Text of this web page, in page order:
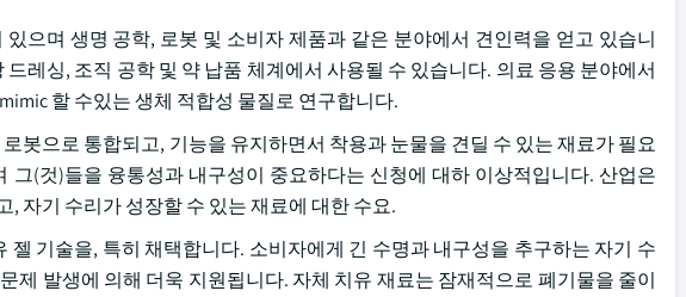
으며 생명 공학, 로봇 및 소비자 제품과 같은 분야에서 견인력을 얻고 있습니
레싱, 조직 공학 및 약 납품 체계에서 사용될 수 있습니다. 의료 응용 분야에서
할 수있는 생체 적합성 물질로 연구합니다.
봇으로 통합되고, 기능을 유지하면서 착용과 눈물을 견딜 수 있는 재료가 필요
(것)들을 융통성과 내구성이 중요하다는 신청에 대하 이상적입니다. 산업은
자기 수리가 성장할 수 있는 재료에 대한 수요.
기술을, 특히 채택합니다. 소비자에게 긴 수명과 내구성을 추구하는 자기 수
제 발생에 의해 더욱 지원됩니다. 자체 치유 재료는 잠재적으로 폐기물을 줄이